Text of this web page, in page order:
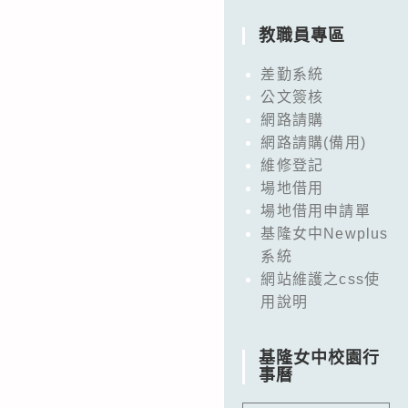
教職員專區
差勤系統
公文簽核
網路請購
網路請購(備用)
維修登記
場地借用
場地借用申請單
基隆女中Newplus
系統
網站維護之css使
用說明
基隆女中校園行
事曆